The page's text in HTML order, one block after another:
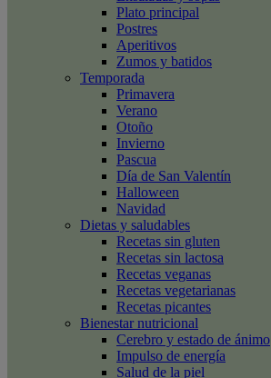
Plato principal
Postres
Aperitivos
Zumos y batidos
Temporada
Primavera
Verano
Otoño
Invierno
Pascua
Día de San Valentín
Halloween
Navidad
Dietas y saludables
Recetas sin gluten
Recetas sin lactosa
Recetas veganas
Recetas vegetarianas
Recetas picantes
Bienestar nutricional
Cerebro y estado de ánimo
Impulso de energía
Salud de la piel